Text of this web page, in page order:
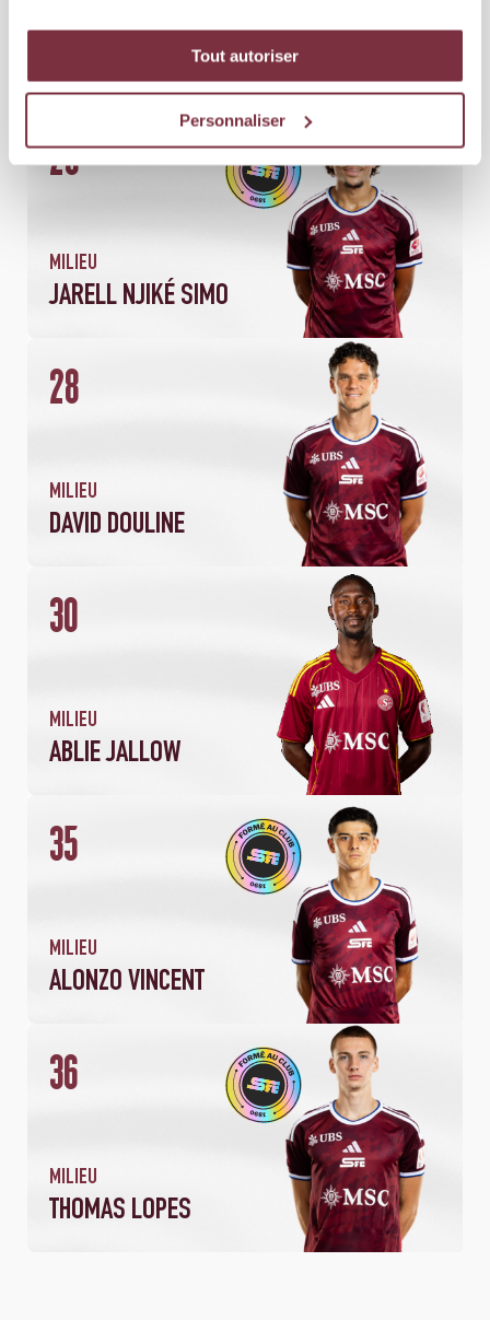
Tout autoriser
Personnaliser
MILIEU
20
MILIEU
JARELL NJIKÉ SIMO
28
MILIEU
DAVID DOULINE
1
MINUTES JOUÉES
30
MILIEU
ABLIE JALLOW
35
MILIEU
ALONZO VINCENT
36
MILIEU
THOMAS LOPES